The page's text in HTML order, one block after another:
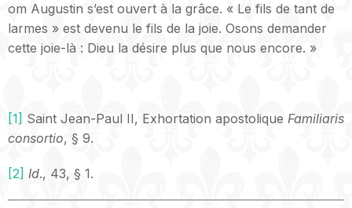
om Augustin s’est ouvert à la grâce. « Le fils de tant de
larmes » est devenu le fils de la joie. Osons demander
cette joie-là : Dieu la désire plus que nous encore. »
[1] Saint Jean-Paul II, Exhortation apostolique Familiaris
consortio, § 9.
[2] Id., 43, § 1.